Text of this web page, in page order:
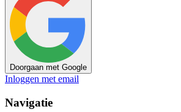
Doorgaan met Google
Inloggen met email
Navigatie